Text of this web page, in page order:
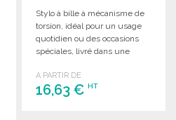
Stylo à bille à mécanisme de
torsion, idéal pour un usage
quotidien ou des occasions
spéciales, livré dans une
A PARTIR DE
16,63 €HT